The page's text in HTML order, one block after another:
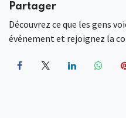
Partager
Découvrez ce que les gens
événement et rejoignez la